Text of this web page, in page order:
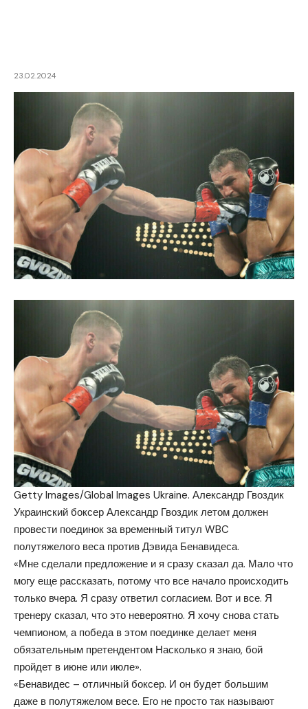
23.02.2024
Getty Images/Global Images Ukraine. Александр Гвоздик
Украинский боксер Александр Гвоздик летом должен
провести поединок за временный титул WBC
полутяжелого веса против Дэвида Бенавидеса.
«Мне сделали предложение и я сразу сказал да. Мало что
могу еще рассказать, потому что все начало происходить
только вчера. Я сразу ответил согласием. Вот и все. Я
тренеру сказал, что это невероятно. Я хочу снова стать
чемпионом, а победа в этом поединке делает меня
обязательным претендентом Насколько я знаю, бой
пройдет в июне или июле».
«Бенавидес – отличный боксер. И он будет большим
даже в полутяжелом весе. Его не просто так называют